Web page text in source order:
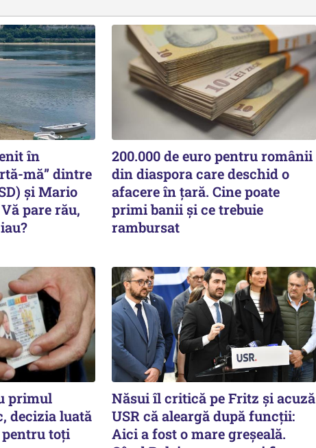
în
mă” dintre
și Mario
pare rău,
200.000 de euro pentru românii
din diaspora care deschid o
afacere în țară. Cine poate
primi banii și ce trebuie
rambursat
primul
decizia luată
pentru toți
Năsui îl critică pe Fritz și acuză
USR că aleargă după funcții:
Aici a fost o mare greșeală.